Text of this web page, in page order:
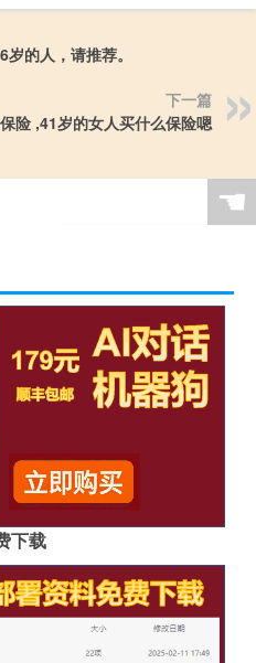
的人，请推荐。
下一篇
险 ,41岁的女人买什么保险嗯
☚
下载